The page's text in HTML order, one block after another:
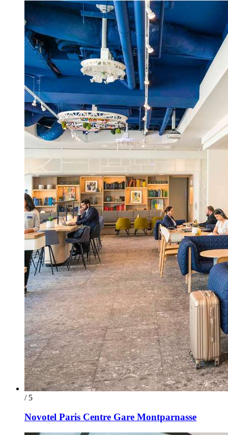
/ 5
Novotel Paris Centre Gare Montparnasse